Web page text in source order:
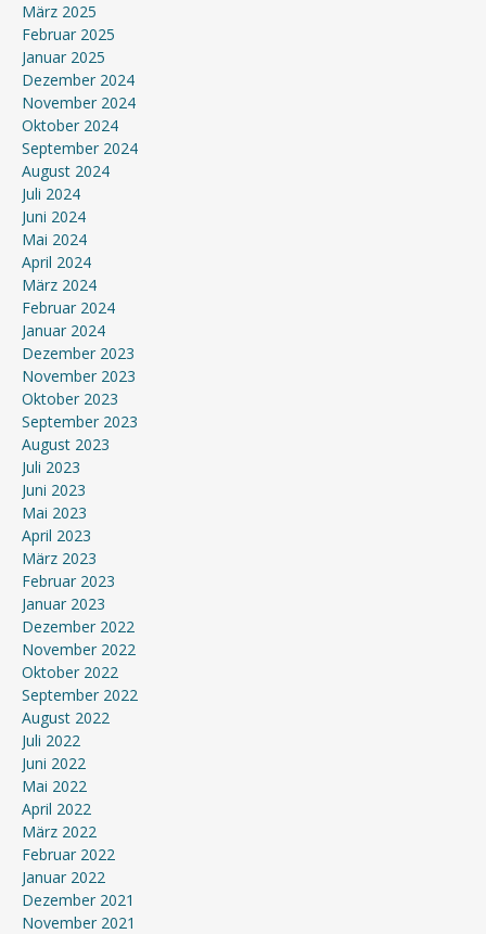
März 2025
Februar 2025
Januar 2025
Dezember 2024
November 2024
Oktober 2024
September 2024
August 2024
Juli 2024
Juni 2024
Mai 2024
April 2024
März 2024
Februar 2024
Januar 2024
Dezember 2023
November 2023
Oktober 2023
September 2023
August 2023
Juli 2023
Juni 2023
Mai 2023
April 2023
März 2023
Februar 2023
Januar 2023
Dezember 2022
November 2022
Oktober 2022
September 2022
August 2022
Juli 2022
Juni 2022
Mai 2022
April 2022
März 2022
Februar 2022
Januar 2022
Dezember 2021
November 2021